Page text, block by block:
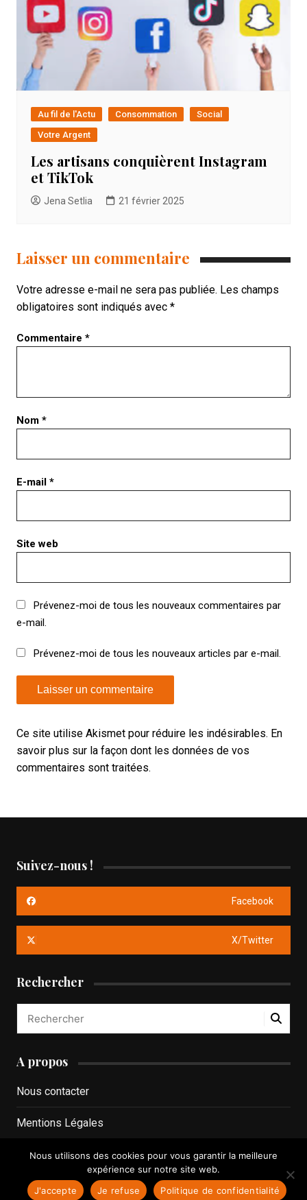
Au fil de l'Actu Consommation
Social
Votre Argent
Les artisans conquièrent Instagram
et TikTok
Jena Setlia 21 février 2025
Laisser un commentaire
Votre adresse e-mail ne sera pas publiée. Les champs
obligatoires sont indiqués avec *
Commentaire *
Nom *
E-mail *
Site web
Prévenez-moi de tous les nouveaux commentaires par
e-mail.
Prévenez-moi de tous les nouveaux articles par e-mail.
Ce site utilise Akismet pour réduire les indésirables. En
savoir plus sur la façon dont les données de vos
commentaires sont traitées.
Suivez-nous !
Facebook
X/Twitter
Rechercher
A propos
Nous contacter
Mentions Légales
Politique de confidentialité
Nous utilisons des cookies pour vous garantir la meilleure
expérience sur notre site web.
J'accepte
Je refuse Politique de confidentialité